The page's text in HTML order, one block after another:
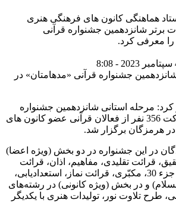
هماهنگی کانون های فرهنگی هنری
برتر شانزدهمین جشنواره قرآنی
را معرفی کرد.
کرد: مرحله استانی شانزدهمین جشنواره
قرآنی مدهامتان با شرکت 356 نفر از فعالان قرآنی عضو کانون های
هرمزگان برگزار شد.
در این جشنواره در دو بخش (ویژه اعضا)
قرائت تقلیدی، مفاهیم، اذان، قرائت
ترتیل، حفظ کل، حفظ جزء 30، مکبّری، قرائت نماز، استعدادیابی،
و در بخش (ویژه کانونی) در رشته‌های
طرح تلاوت نور، تولیدات هنری با یکدیگر